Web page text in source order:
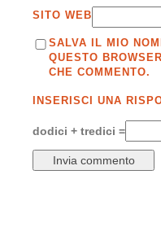
SITO WEB
SALVA IL MIO
QUESTO
CHE COMMENTO.
INSERISCI UNA
dodici + tredici =